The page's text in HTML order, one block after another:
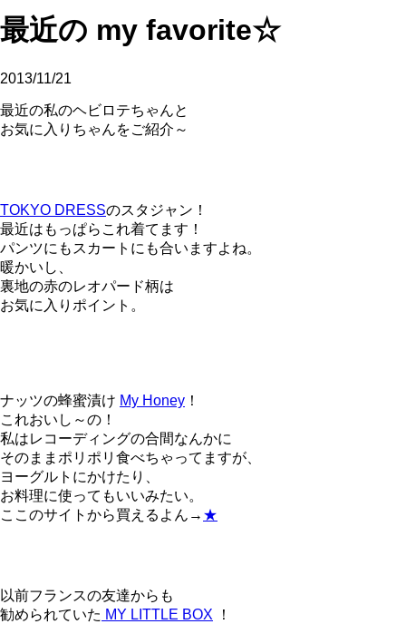
最近の my favorite☆
2013/11/21
最近の私のヘビロテちゃんと
お気に入りちゃんをご紹介～
TOKYO DRESSのスタジャン！
最近はもっぱらこれ着てます！
パンツにもスカートにも合いますよね。
暖かいし、
裏地の赤のレオパード柄は
お気に入りポイント。
ナッツの蜂蜜漬け My Honey ！
これおいし～の！
私はレコーディングの合間なんかに
そのままポリポリ食べちゃってますが、
ヨーグルトにかけたり、
お料理に使ってもいいみたい。
ここのサイトから買えるよん→ ★
以前フランスの友達からも
勧められていた MY LITTLE BOX
！